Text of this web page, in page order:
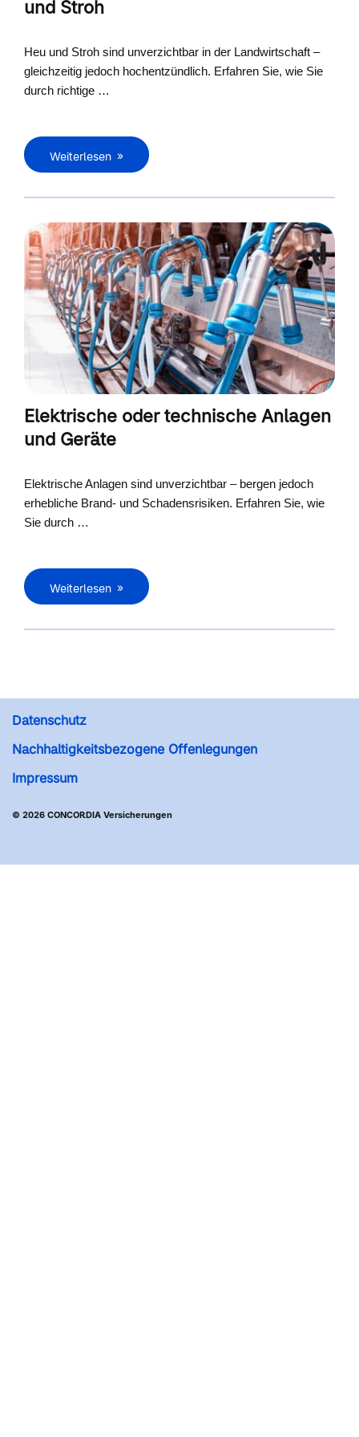
und Stroh
Heu und Stroh sind unverzichtbar in der Landwirtschaft –
gleichzeitig jedoch hochentzündlich. Erfahren Sie, wie Sie
durch richtige …
Weiterlesen
Elektrische oder technische Anlagen
und Geräte
Elektrische Anlagen sind unverzichtbar – bergen jedoch
erhebliche Brand- und Schadensrisiken. Erfahren Sie, wie
Sie durch …
Weiterlesen
Datenschutz
Nachhaltigkeitsbezogene Offenlegungen
Impressum
© 2026 CONCORDIA Versicherungen